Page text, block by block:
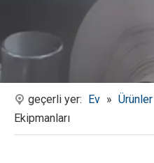
geçerli yer: Ev » Ürünler
Ekipmanları